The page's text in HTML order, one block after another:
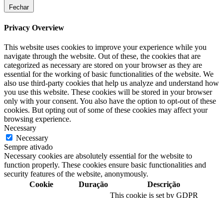
Fechar
Privacy Overview
This website uses cookies to improve your experience while you
navigate through the website. Out of these, the cookies that are
categorized as necessary are stored on your browser as they are
essential for the working of basic functionalities of the website. We
also use third-party cookies that help us analyze and understand how
you use this website. These cookies will be stored in your browser
only with your consent. You also have the option to opt-out of these
cookies. But opting out of some of these cookies may affect your
browsing experience.
Necessary
Necessary
Sempre ativado
Necessary cookies are absolutely essential for the website to
function properly. These cookies ensure basic functionalities and
security features of the website, anonymously.
Cookie
Duração Descrição
This cookie is set by GDPR